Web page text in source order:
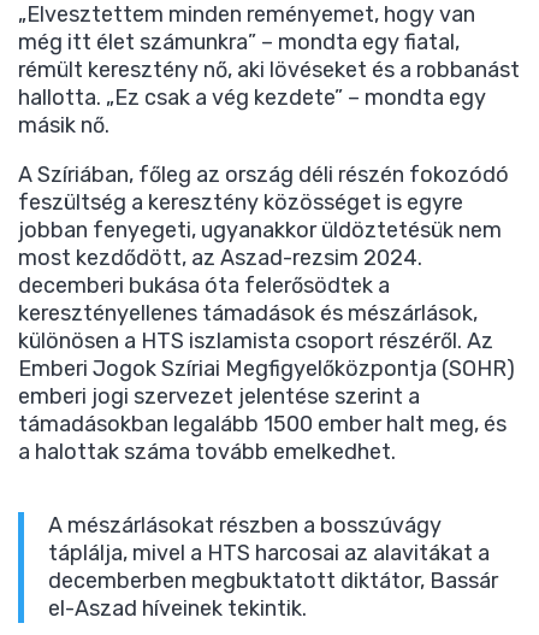
„Elvesztettem minden reményemet, hogy van
még itt élet számunkra” – mondta egy fiatal,
rémült keresztény nő, aki lövéseket és a robbanást
hallotta. „Ez csak a vég kezdete” – mondta egy
másik nő.
A Szíriában, főleg az ország déli részén fokozódó
feszültség a keresztény közösséget is egyre
jobban fenyegeti, ugyanakkor üldöztetésük nem
most kezdődött, az Aszad-rezsim 2024.
decemberi bukása óta felerősödtek a
keresztényellenes támadások és mészárlások,
különösen a HTS iszlamista csoport részéről. Az
Emberi Jogok Szíriai Megfigyelőközpontja (SOHR)
emberi jogi szervezet jelentése szerint a
támadásokban legalább 1500 ember halt meg, és
a halottak száma tovább emelkedhet.
A mészárlásokat részben a bosszúvágy
táplálja, mivel a HTS harcosai az alavitákat a
decemberben megbuktatott diktátor, Bassár
el-Aszad híveinek tekintik.